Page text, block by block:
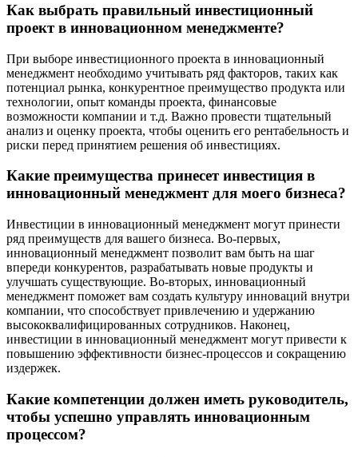
Как выбрать правильный инвестиционный
проект в инновационном менеджменте?
При выборе инвестиционного проекта в инновационный
менеджмент необходимо учитывать ряд факторов, таких как
потенциал рынка, конкурентное преимущество продукта или
технологии, опыт команды проекта, финансовые
возможности компании и т.д. Важно провести тщательный
анализ и оценку проекта, чтобы оценить его рентабельность и
риски перед принятием решения об инвестициях.
Какие преимущества принесет инвестиция в
инновационный менеджмент для моего бизнеса?
Инвестиции в инновационный менеджмент могут принести
ряд преимуществ для вашего бизнеса. Во-первых,
инновационный менеджмент позволит вам быть на шаг
впереди конкурентов, разрабатывать новые продукты и
улучшать существующие. Во-вторых, инновационный
менеджмент поможет вам создать культуру инноваций внутри
компании, что способствует привлечению и удержанию
высококвалифицированных сотрудников. Наконец,
инвестиции в инновационный менеджмент могут привести к
повышению эффективности бизнес-процессов и сокращению
издержек.
Какие компетенции должен иметь руководитель,
чтобы успешно управлять инновационным
процессом?